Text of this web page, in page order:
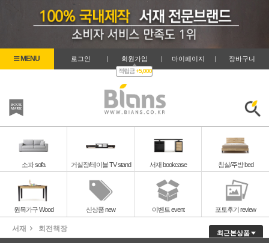
로그인 | 회원가입 |
적립금+5,000
마이페이지 | 장바구니
소파 sofa 거실장/테이블 TV stand 서재 bookcase 침실/주방 bed
원목가구 Wood 신상품 new 이벤트 event 포토후기 review
서재 회전책장 최근본상품